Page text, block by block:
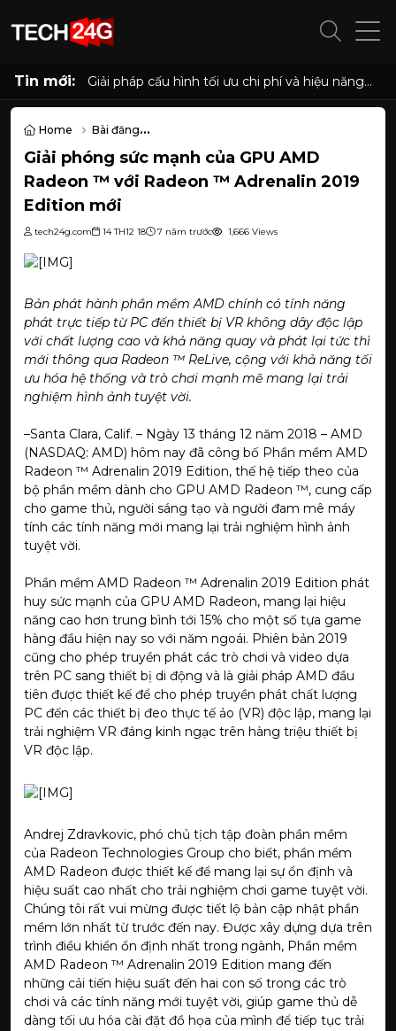
Tin mới:
Giải pháp cấu hình tối ưu chi phí và hiệu năng
cho phòng net hiện đại với AMD Ryzen 7
8GB
Home
Bài đăng
Giải phóng sức mạnh của GPU AMD Radeon ™ với Radeon ™
Giải phóng sức mạnh của GPU AMD
Radeon ™ với Radeon ™ Adrenalin 2019
Edition mới
tech24g.com 14 TH12 18 7 năm trước 1,666 Views
Bản phát hành phần mềmAMD chính có tính năng
phát trực tiếp từ PC đến thiết bị VR không dây độc lập
với chất lượng cao và khả năng quay và phát lại tức thì
mới thông qua Radeon ™ ReLive, cộng với khả năng tối
ưu hóa hệ thống và trò chơi mạnh mẽ mang lại trải
nghiệm hình ảnh tuyệt vời.
–Santa Clara, Calif. – Ngày 13 tháng 12 năm 2018 – AMD
(NASDAQ: AMD) hôm nay đã công bố Phần mềm AMD
Radeon ™ Adrenalin 2019 Edition, thế hệ tiếp theo của
bộ phần mềm dành cho GPU AMD Radeon ™, cung cấp
cho game thủ, người sáng tạo và người đam mê máy
tính các tính năng mới mang lại trải nghiệm hình ảnh
tuyệt vời.
Phần mềm AMD Radeon ™ Adrenalin 2019 Edition phát
huy sức mạnh của GPU AMD Radeon, mang lại hiệu
năng cao hơn trung bình tới 15% cho một số tựa game
hàng đầu hiện nay so với năm ngoái. Phiên bản 2019
cũng cho phép truyền phát các trò chơi và video dựa
trên PC sang thiết bị di động và là giải pháp AMD đầu
tiên được thiết kế để cho phép truyền phát chất lượng
PC đến các thiết bị đeo thực tế ảo (VR) độc lập, mang lại
trải nghiệm VR đáng kinh ngạc trên hàng triệu thiết bị
VR độc lập.
Andrej Zdravkovic, phó chủ tịch tập đoàn phần mềm
của Radeon Technologies Group cho biết, phần mềm
AMD Radeon được thiết kế để mang lại sự ổn định và
hiệu suất cao nhất cho trải nghiệm chơi game tuyệt vời.
Chúng tôi rất vui mừng được tiết lộ bản cập nhật phần
mềm lớn nhất từ trước đến nay. Được xây dựng dựa trên
trình điều khiển ổn định nhất trong ngành, Phần mềm
AMD Radeon ™ Adrenalin 2019 Edition mang đến
những cải tiến hiệu suất đến hai con số trong các trò
chơi và các tính năng mới tuyệt vời, giúp game thủ dễ
dàng tối ưu hóa cài đặt đồ họa của mình để tiếp tục trải